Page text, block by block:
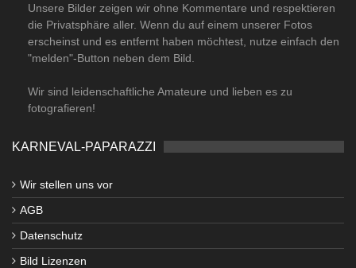
Unsere Bilder zeigen wir ohne Kommentare und respektieren
die Privatsphäre aller. Wenn du auf einem unserer Fotos
erscheinst und es entfernt haben möchtest, nutze einfach den
"melden"-Button neben dem Bild.
Wir sind leidenschaftliche Amateure und lieben es zu
fotografieren!
KARNEVAL-PAPARAZZI
Wir stellen uns vor
AGB
Datenschutz
Bild Lizenzen